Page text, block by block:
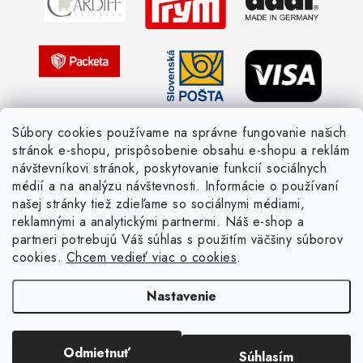
Súbory cookies používame na správne fungovanie našich
stránok e-shopu, prispôsobenie obsahu e-shopu a reklám
návštevníkovi stránok, poskytovanie funkcií sociálnych
médií a na analýzu návštevnosti. Informácie o používaní
našej stránky tiež zdieľame so sociálnymi médiami,
reklamnými a analytickými partnermi. Náš e-shop a
partneri potrebujú Váš súhlas s použitím väčšiny súborov
cookies. Chcem vedieť viac o cookies.
Nastavenie
Odmietnuť Súhlasím
Žiadosť dotknutej osoby
Pletený slovník anglicky-česky
Pletený slovník česky-anglicky
Vytvoril Shoptet
Žienka domáca. Všetky práva vyhradené.
cookies